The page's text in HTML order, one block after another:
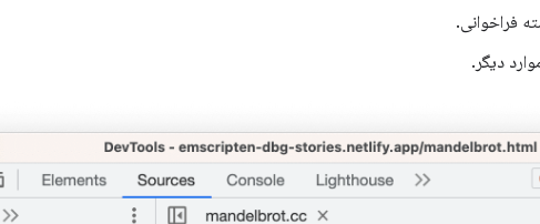
فراخوانی.
دیگر.